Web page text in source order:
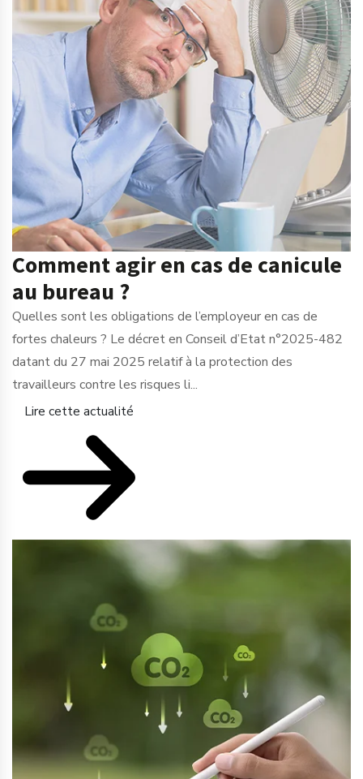
Comment agir en cas de canicule
au bureau ?
Quelles sont les obligations de l’employeur en cas de
fortes chaleurs ? Le décret en Conseil d’Etat n°2025-482
datant du 27 mai 2025 relatif à la protection des
travailleurs contre les risques li...
Lire cette actualité